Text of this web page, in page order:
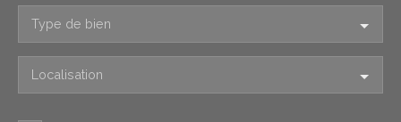
Type de bien
Localisation